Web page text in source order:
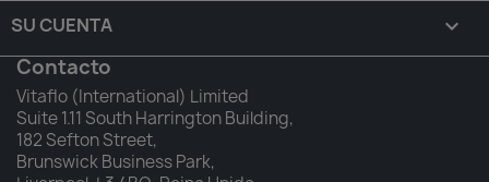
SU CUENTA 
Contacto
Vitaflo (International) Limited
Suite 1.11 South Harrington Building,
182 Sefton Street,
Brunswick Business Park,